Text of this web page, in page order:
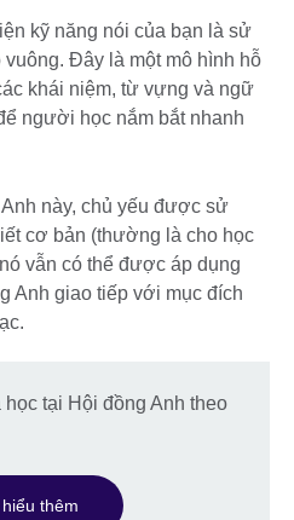
kỹ năng nói của bạn là sử
Đây là một mô hình hỗ
khái niệm, từ vựng và ngữ
người học nắm bắt nhanh
này, chủ yếu được sử
cơ bản (thường là cho học
vẫn có thể được áp dụng
Anh giao tiếp với mục đích
tại Hội đồng Anh theo
thêm